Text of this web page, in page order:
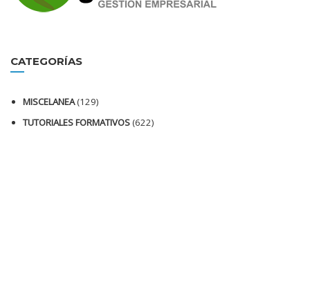
CATEGORÍAS
MISCELANEA(129)
TUTORIALES FORMATIVOS(622)